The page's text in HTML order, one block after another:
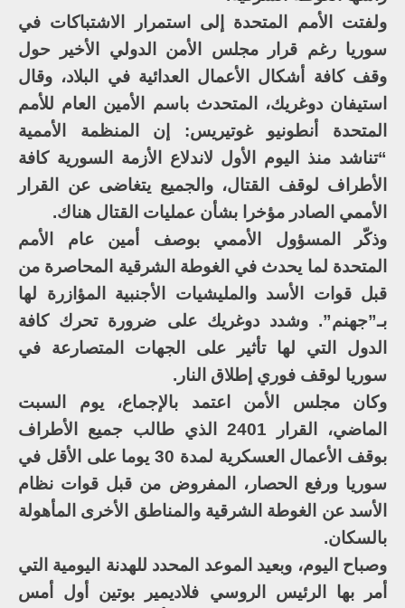
ولفتت الأمم المتحدة إلى استمرار الاشتباكات في
سوريا رغم قرار مجلس الأمن الدولي الأخير حول
وقف كافة أشكال الأعمال العدائية في البلاد، وقال
استيفان دوغريك، المتحدث باسم الأمين العام للأمم
المتحدة أنطونيو غوتيريس: إن المنظمة الأممية
“تناشد منذ اليوم الأول لاندلاع الأزمة السورية كافة
الأطراف لوقف القتال، والجميع يتغاضى عن القرار
الأممي الصادر مؤخرا بشأن عمليات القتال هناك.
وذكّر المسؤول الأممي بوصف أمين عام الأمم
المتحدة لما يحدث في الغوطة الشرقية المحاصرة من
قبل قوات الأسد والمليشيات الأجنبية المؤازرة لها
بـ”جهنم”. وشدد دوغريك على ضرورة تحرك كافة
الدول التي لها تأثير على الجهات المتصارعة في
سوريا لوقف فوري إطلاق النار.
وكان مجلس الأمن اعتمد بالإجماع، يوم السبت
الماضي، القرار 2401 الذي طالب جميع الأطراف
بوقف الأعمال العسكرية لمدة 30 يوما على الأقل في
سوريا ورفع الحصار، المفروض من قبل قوات نظام
الأسد عن الغوطة الشرقية والمناطق الأخرى المأهولة
بالسكان.
وصباح اليوم، وبعيد الموعد المحدد للهدنة اليومية التي
أمر بها الرئيس الروسي فلاديمير بوتين أول أمس